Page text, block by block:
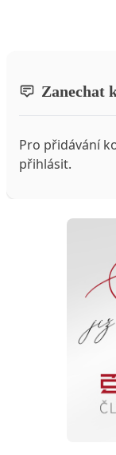
Zanechat
Pro přidávání
přihlásit.